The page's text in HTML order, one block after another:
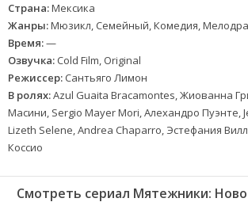
Страна:Мексика
Жанры:Мюзикл, Семейный, Комедия,
Время:—
Озвучка: Cold Film, Original
Режиссер: Сантьяго Лимон
В ролях:Azul Guaita Bracamontes, Жиованна
Масини, Sergio Mayer Mori, Алехандро Пуэнте,
Lizeth Selene, Andrea Chaparro, Эстефания
Коссио
Смотреть сериал Мятежники: